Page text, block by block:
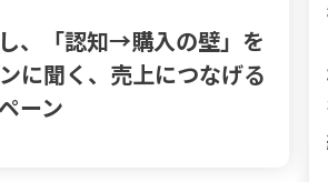
知→購入の壁」を
、売上につなげる
株式会
ファ
様の
術【